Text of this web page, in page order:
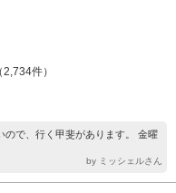
（2,734件）
ので、行く甲斐があります。 金曜
by ミッシェルさん